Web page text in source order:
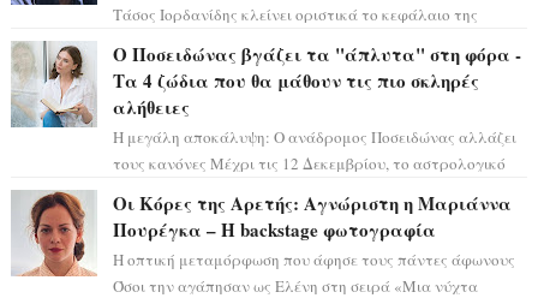
Τάσος Ιορδανίδης κλείνει οριστικά το κεφάλαιο της
Ο Ποσειδώνας βγάζει τα "άπλυτα" στη φόρα -
Τα 4 ζώδια που θα μάθουν τις πιο σκληρές
αλήθειες
Η μεγάλη αποκάλυψη: Ο ανάδρομος Ποσειδώνας αλλάζει
τους κανόνες Μέχρι τις 12 Δεκεμβρίου, το αστρολογικό
Οι Κόρες της Αρετής: Αγνώριστη η Μαριάννα
Πουρέγκα – H backstage φωτογραφία
Η οπτική μεταμόρφωση που άφησε τους πάντες άφωνους
Όσοι την αγάπησαν ως Ελένη στη σειρά «Μια νύχτα